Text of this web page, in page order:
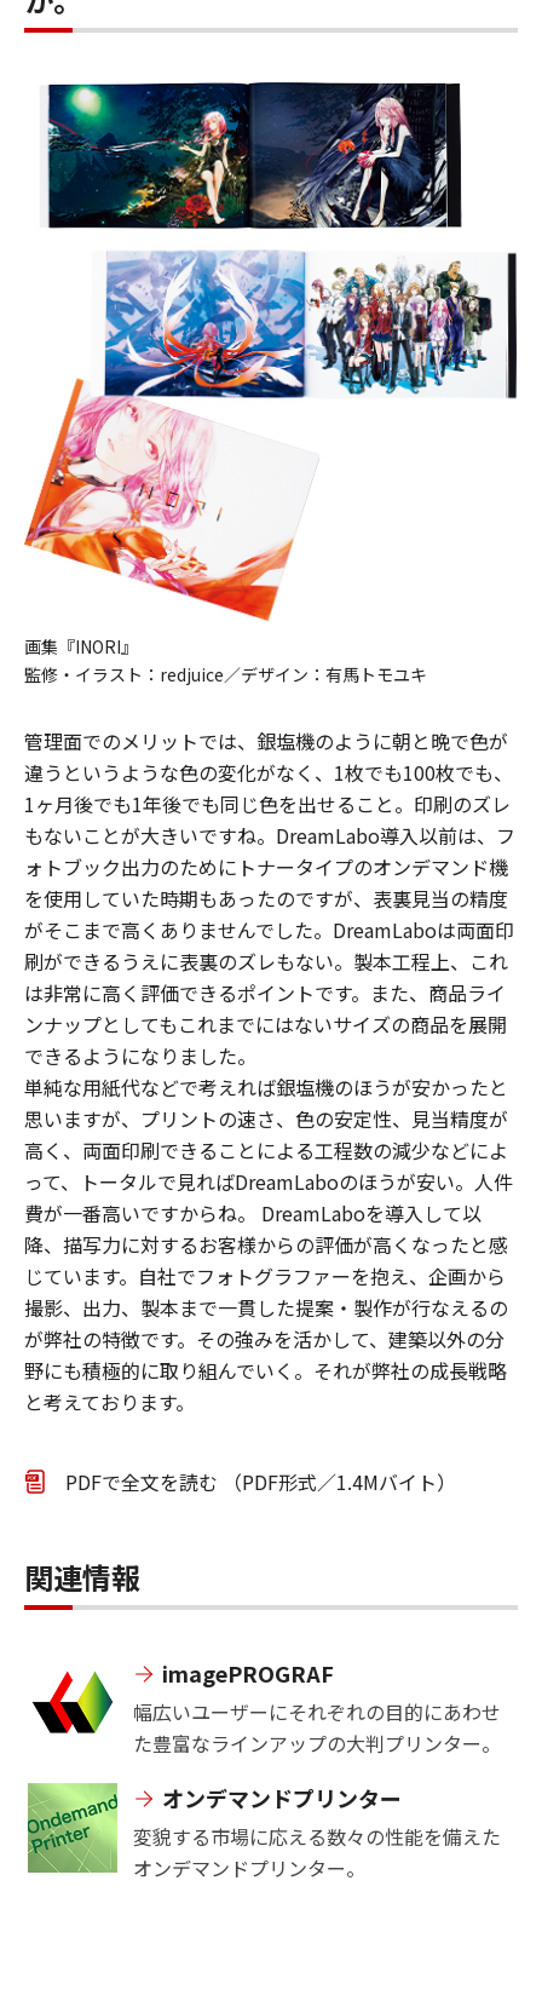
画集『INORI』
監修・イラスト：redjuice／デザイン：有馬トモユキ
管理面でのメリットでは、銀塩機のように朝と晩で色が
違うというような色の変化がなく、1枚でも100枚でも、
1ヶ月後でも1年後でも同じ色を出せること。印刷のズレ
もないことが大きいですね。DreamLabo導入以前は、フ
ォトブック出力のためにトナータイプのオンデマンド機
を使用していた時期もあったのですが、表裏見当の精度
がそこまで高くありませんでした。DreamLaboは両面印
刷ができるうえに表裏のズレもない。製本工程上、これ
は非常に高く評価できるポイントです。また、商品ライ
ンナップとしてもこれまでにはないサイズの商品を展開
できるようになりました。
単純な用紙代などで考えれば銀塩機のほうが安かったと
思いますが、プリントの速さ、色の安定性、見当精度が
高く、両面印刷できることによる工程数の減少などによ
って、トータルで見ればDreamLaboのほうが安い。人件
費が一番高いですからね。 DreamLaboを導入して以
降、描写力に対するお客様からの評価が高くなったと感
じています。自社でフォトグラファーを抱え、企画から
撮影、出力、製本まで一貫した提案・製作が行なえるの
が弊社の特徴です。その強みを活かして、建築以外の分
野にも積極的に取り組んでいく。それが弊社の成長戦略
と考えております。
PDFで全文を読む （PDF形式／1.4Mバイト）
関連情報
imagePROGRAF
幅広いユーザーにそれぞれの目的にあわせ
た豊富なラインアップの大判プリンター。
オンデマンドプリンター
変貌する市場に応える数々の性能を備えた
オンデマンドプリンター。